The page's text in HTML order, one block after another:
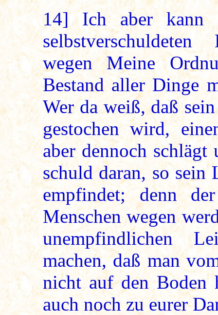
14] Ich aber kann
wegen Meine
Bestand aller Dinge
Wer da weiß, daß
gestochen wird,
aber dennoch
schuld daran, so sein
empfindet; denn
Menschen wegen
unempfindlichen
machen, daß man
nicht auf den Boden
auch noch zu eurer